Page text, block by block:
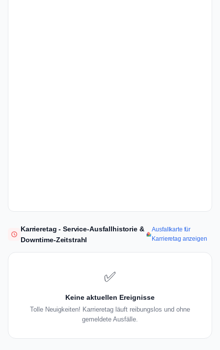
Karrieretag - Service-Ausfallhistorie &
Downtime-Zeitstrahl
Ausfallkarte für
Karrieretag anzeigen
✅
Keine aktuellen Ereignisse
Tolle Neuigkeiten! Karrieretag läuft reibungslos und ohne
gemeldete Ausfälle.